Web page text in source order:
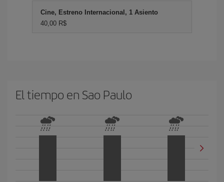
Cine, Estreno Internacional, 1 Asiento
40,00 R$
El tiempo en Sao Paulo